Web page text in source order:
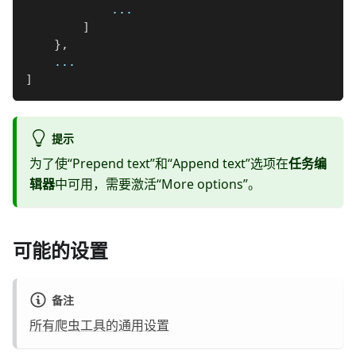
            ...
]
} ,
    ...
]
提示
为了使“Prepend text”和“Append text”选项在任务编
辑器中可用，需要激活“More options”。
可能的设置
备注
所有爬虫工具的通用设置